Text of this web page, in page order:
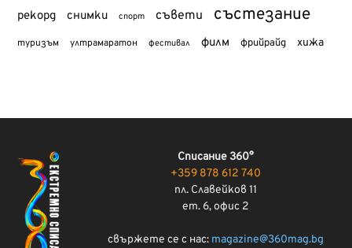
рекорд снимки спорт съвети състезание
туризъм ултрамаратон фестивал филм фрийрайд хижа
Списание 360°
+359 878 612 740
пл. Славейков 11
ет. 6, офис 2
свържете се с нас: magazine@360mag.bg